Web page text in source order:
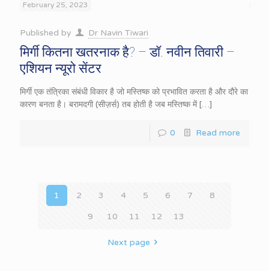
February 25, 2023
Published by Dr Navin Tiwari
मिर्गी कितना खतरनाक है? – डॉ. नवीन तिवारी –
एशियन न्यूरो सेंटर
मिर्गी एक तंत्रिका संबंधी विकार है जो मस्तिष्क को प्रभावित करता है और दौरे का
कारण बनता है। बरामदगी (सीज़र्स) तब होती है जब मस्तिष्क में[…]
0 Read more
1 2 3 4 5 6 7 8
9 10 11 12 13
Next page